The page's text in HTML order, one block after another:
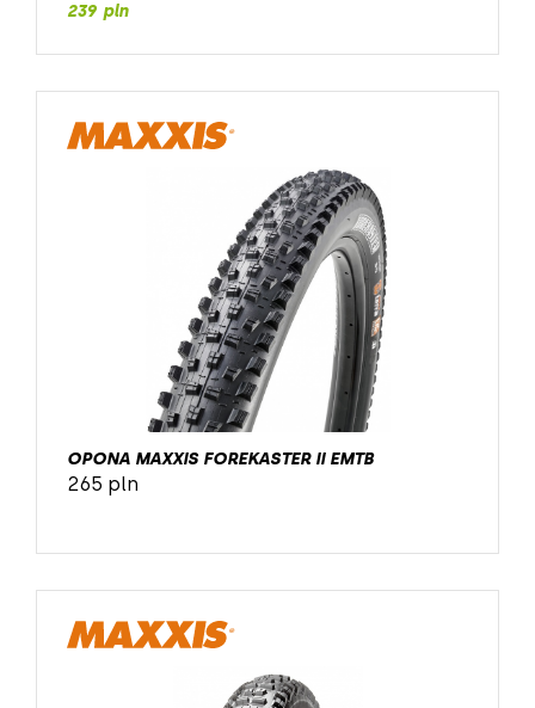
239 pln
OPONA MAXXIS FOREKASTER II EMTB
265 pln